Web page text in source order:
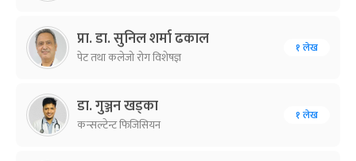
प्रा. डा. सुनिल शर्मा ढकाल
पेट तथा कलेजो रोग विशेषज्ञ
१ लेख
डा. गुञ्जन खड्का
कन्सल्टेन्ट फिजिसियन
१ लेख